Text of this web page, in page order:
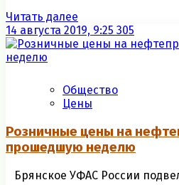
Читать далее
14 августа 2019, 9:25 305
Общество
Цены
Розничные цены на
прошедшую неделю
Брянское УФАС России